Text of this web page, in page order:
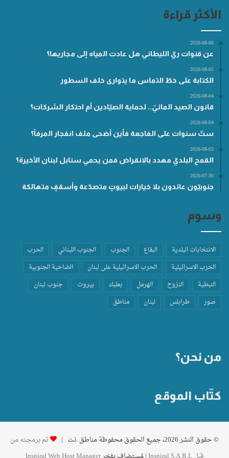
الأكثر قراءة
2026-08-06
عن قنوات ريّ الليطاني هل عادت المياه إلى مجاريها؟
2026-08-05
الكتابة على خطّ التماس ما يتوارى خلف السطور
2026-08-04
قانون الصيد المائيّ.. لحماية الصيّادين أم احتكار الشركات؟
2026-08-04
ستّ سنوات على الفاجعة فأين أضحى ملف انفجار المرفأ؟
2026-08-03
القمح البلديّ مهدد بالانقراض فمن يحمي سنابل لبنان الأخيرة؟
2026-07-30
جنوبيّون عائدون بلا خيارات لبيوتٍ متصدّعة وأسقفٍ متهالكة
وسوم
الانتخابات البلدية البقاع الجنوب الجنوب اللبناني
الحرب
الحرب الاسرائيلية
الحرب الاسرائيلية على لبنان
الضاحية الجنوبية
النبطية
النزوح الهرمل بعلبك بيروت
جنوب لبنان
صور
طرابلس لبنان مناطق
من نحن؟
كتّاب الموقع
© حقوق النشر 2026، جميع الحقوق محفوظة مناطق .نت |
تم برمجته من